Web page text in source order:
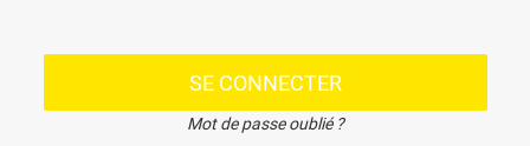
SE CONNECTER
Mot de passe oublié ?